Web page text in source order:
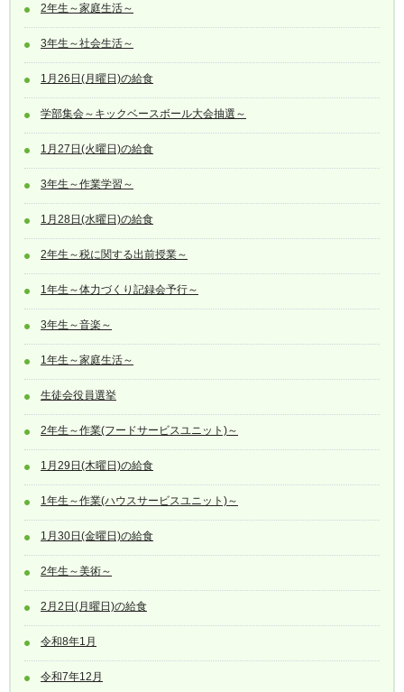
2年生～家庭生活～
3年生～社会生活～
1月26日(月曜日)の給食
学部集会～キックベースボール大会抽選～
1月27日(火曜日)の給食
3年生～作業学習～
1月28日(水曜日)の給食
2年生～税に関する出前授業～
1年生～体力づくり記録会予行～
3年生～音楽～
1年生～家庭生活～
生徒会役員選挙
2年生～作業(フードサービスユニット)～
1月29日(木曜日)の給食
1年生～作業(ハウスサービスユニット)～
1月30日(金曜日)の給食
2年生～美術～
2月2日(月曜日)の給食
令和8年1月
令和7年12月